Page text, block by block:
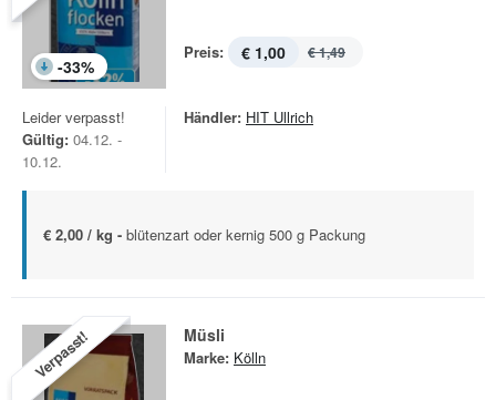
-33%
Preis: € 1,00 € 1,49
Leider verpasst!
Gültig: 04.12. -
10.12.
Händler: HIT Ullrich
€ 2,00 / kg - blütenzart oder kernig 500 g Packung
Verpasst! Müsli
Marke: Kölln